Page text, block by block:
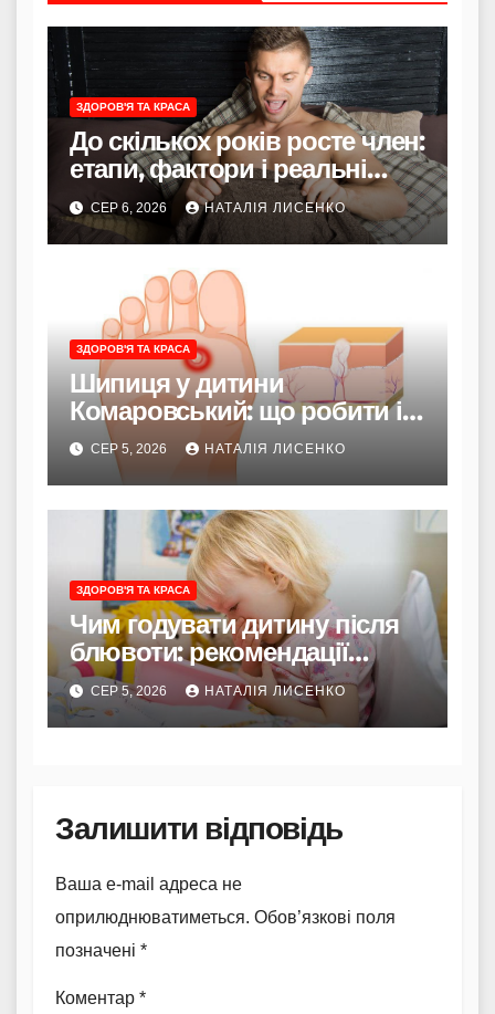
ЗДОРОВ'Я ТА КРАСА
До скількох років росте член:
етапи, фактори і реальні
терміни
СЕР 6, 2026 НАТАЛІЯ ЛИСЕНКО
ЗДОРОВ'Я ТА КРАСА
Шипиця у дитини
Комаровський: що робити і
коли турбуватися
СЕР 5, 2026 НАТАЛІЯ ЛИСЕНКО
ЗДОРОВ'Я ТА КРАСА
Чим годувати дитину після
блювоти: рекомендації
Комаровського
СЕР 5, 2026 НАТАЛІЯ ЛИСЕНКО
Залишити відповідь
Ваша e-mail адреса не
оприлюднюватиметься. Обов’язкові поля
позначені *
Коментар *